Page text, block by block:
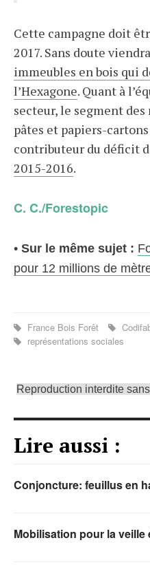
Cette campagne doit
2017. Sans doute
immeubles en bois qui
l’Hexagone. Quant à
secteur, le segment
pâtes et papiers-
contributeur du déficit
2015-2016.
C. C./Forestopic
• Sur le même sujet :
pour 12 millions de
France Bois Forêt
représentations sociales
Reproduction interdite
Lire aussi :
Conjoncture: feuillus en
Mobilisation pour la